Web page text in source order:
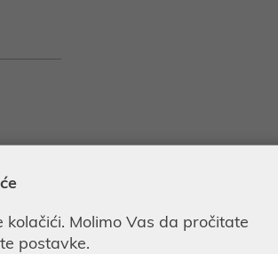
Molimo Vas da pročitate
postavke.